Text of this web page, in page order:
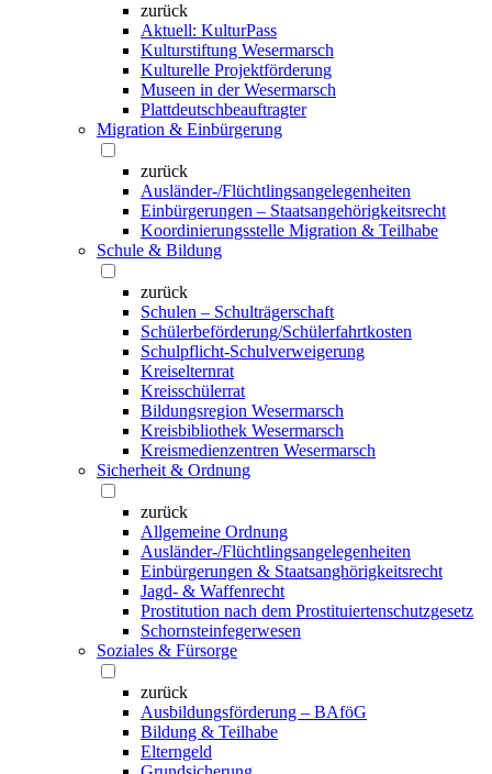
zurück
Aktuell: KulturPass
Kulturstiftung Wesermarsch
Kulturelle Projektförderung
Museen in der Wesermarsch
Plattdeutschbeauftragter
Migration & Einbürgerung
zurück
Ausländer-/Flüchtlingsangelegenheiten
Einbürgerungen – Staatsangehörigkeitsrecht
Koordinierungsstelle Migration & Teilhabe
Schule & Bildung
zurück
Schulen – Schulträgerschaft
Schülerbeförderung/Schülerfahrtkosten
Schulpflicht-Schulverweigerung
Kreiselternrat
Kreisschülerrat
Bildungsregion Wesermarsch
Kreisbibliothek Wesermarsch
Kreismedienzentren Wesermarsch
Sicherheit & Ordnung
zurück
Allgemeine Ordnung
Ausländer-/Flüchtlingsangelegenheiten
Einbürgerungen & Staatsanghörigkeitsrecht
Jagd- & Waffenrecht
Prostitution nach dem Prostituiertenschutzgesetz
Schornsteinfegerwesen
Soziales & Fürsorge
zurück
Ausbildungsförderung – BAföG
Bildung & Teilhabe
Elterngeld